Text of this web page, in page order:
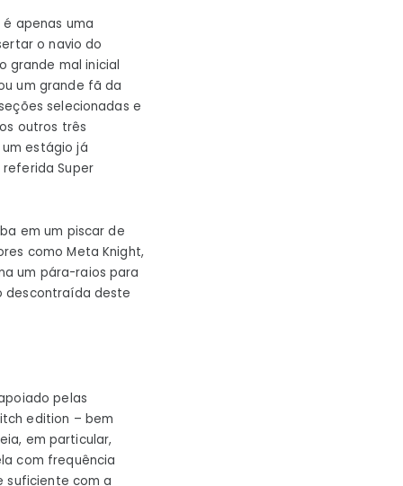
apenas uma
o navio do
grande mal inicial
um grande fã da
selecionadas e
outros três
estágio já
Super
em um piscar de
como Meta Knight,
um pára-raios para
descontraída deste
pelas
edition – bem
em particular,
com frequência
suficiente com a